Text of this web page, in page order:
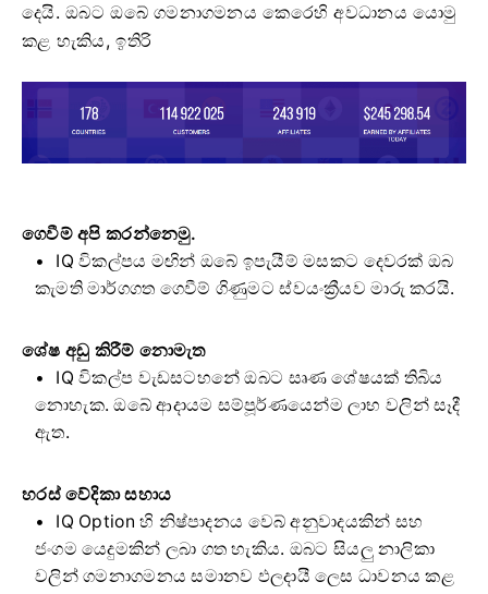
දෙයි. ඔබට ඔබේ ගමනාගමනය කෙරෙහි අවධානය යොමු
කළ හැකිය, ඉතිරි
ගෙවීම් අපි කරන්නෙමු.
IQ විකල්පය මඟින් ඔබේ ඉපැයීම් මසකට දෙවරක් ඔබ
කැමති මාර්ගගත ගෙවීම් ගිණුමට ස්වයංක්‍රීයව මාරු කරයි.
ශේෂ අඩු කිරීම් නොමැත
IQ විකල්ප වැඩසටහනේ ඔබට සෘණ ශේෂයක් තිබිය
නොහැක. ඔබේ ආදායම සම්පූර්ණයෙන්ම ලාභ වලින් සෑදී
ඇත.
හරස් වේදිකා සහාය
IQ Option හි නිෂ්පාදනය වෙබ් අනුවාදයකින් සහ
ජංගම යෙදුමකින් ලබා ගත හැකිය. ඔබට සියලු නාලිකා
වලින් ගමනාගමනය සමානව ඵලදායී ලෙස ධාවනය කළ